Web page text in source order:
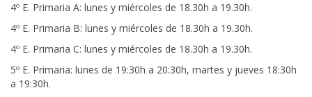
4º E. Primaria A: lunes y miércoles de 18.30h a 19.30h.
4º E. Primaria B: lunes y miércoles de 18.30h a 19.30h.
4º E. Primaria C: lunes y miércoles de 18.30h a 19.30h.
5º E. Primaria: lunes de 19:30h a 20:30h, martes y jueves 18:30h
a 19:30h.